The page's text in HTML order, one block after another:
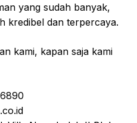
yang sudah banyak,
kredibel dan terpercaya.
kami, kapan saja kami